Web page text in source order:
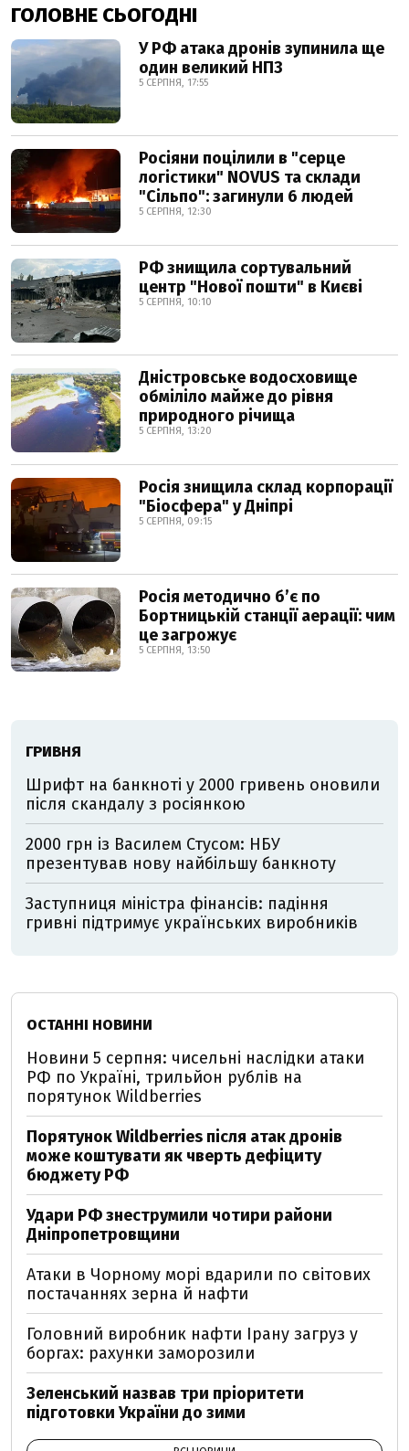
ГОЛОВНЕ СЬОГОДНІ
У РФ атака дронів зупинила ще
один великий НПЗ
5 СЕРПНЯ, 17:55
Росіяни поцілили в "серце
логістики" NOVUS та склади
"Сільпо": загинули 6 людей
5 СЕРПНЯ, 12:30
РФ знищила сортувальний
центр "Нової пошти" в Києві
5 СЕРПНЯ, 10:10
Дністровське водосховище
обміліло майже до рівня
природного річища
5 СЕРПНЯ, 13:20
Росія знищила склад корпорації
"Біосфера" у Дніпрі
5 СЕРПНЯ, 09:15
Росія методично б’є по
Бортницькій станції аерації: чим
це загрожує
5 СЕРПНЯ, 13:50
ГРИВНЯ
Шрифт на банкноті у 2000 гривень оновили
після скандалу з росіянкою
2000 грн із Василем Стусом: НБУ
презентував нову найбільшу банкноту
Заступниця міністра фінансів: падіння
гривні підтримує українських виробників
ОСТАННІ НОВИНИ
Новини 5 серпня: чисельні наслідки атаки
РФ по Україні, трильйон рублів на
порятунок Wildberries
Порятунок Wildberries після атак дронів
може коштувати як чверть дефіциту
бюджету РФ
Удари РФ знеструмили чотири райони
Дніпропетровщини
Атаки в Чорному морі вдарили по світових
постачаннях зерна й нафти
Головний виробник нафти Ірану загруз у
боргах: рахунки заморозили
Зеленський назвав три пріоритети
підготовки України до зими